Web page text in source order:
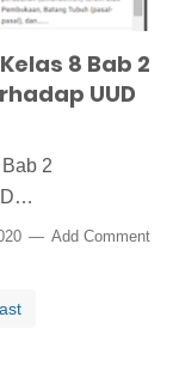
8 Bab 2
UUD
2
Add Comment